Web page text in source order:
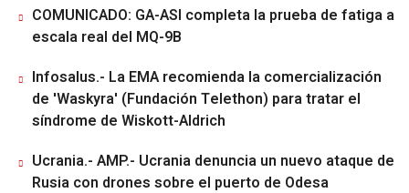
COMUNICADO: GA-ASI completa la prueba de fatiga a
escala real del MQ-9B
Infosalus.- La EMA recomienda la comercialización
de 'Waskyra' (Fundación Telethon) para tratar el
síndrome de Wiskott-Aldrich
Ucrania.- AMP.- Ucrania denuncia un nuevo ataque de
Rusia con drones sobre el puerto de Odesa